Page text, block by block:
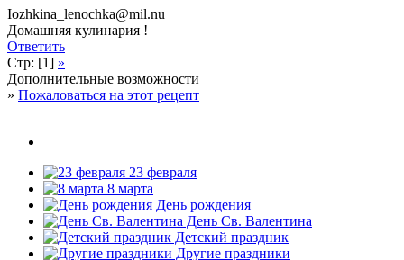
Iozhkina_lenochka@mil.nu
Домашняя кулинария !
Ответить
Стр: [1] »
Дополнительные возможности
» Пожаловаться на этот рецепт
23 февраля
8 марта
День рождения
День Св. Валентина
Детский праздник
Другие праздники